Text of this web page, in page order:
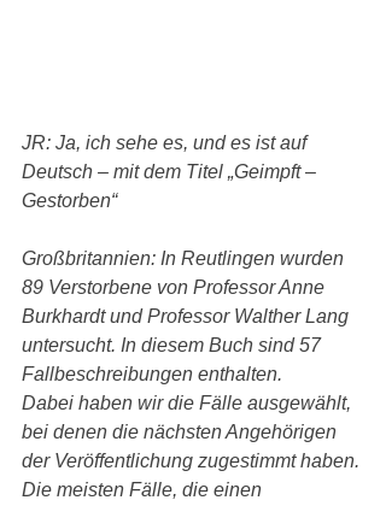
JR: Ja, ich sehe es, und es ist auf
Deutsch – mit dem Titel „Geimpft –
Gestorben“
Großbritannien: In Reutlingen wurden
89 Verstorbene von Professor Anne
Burkhardt und Professor Walther Lang
untersucht. In diesem Buch sind 57
Fallbeschreibungen enthalten.
Dabei haben wir die Fälle ausgewählt,
bei denen die nächsten Angehörigen
der Veröffentlichung zugestimmt haben.
Die meisten Fälle, die einen